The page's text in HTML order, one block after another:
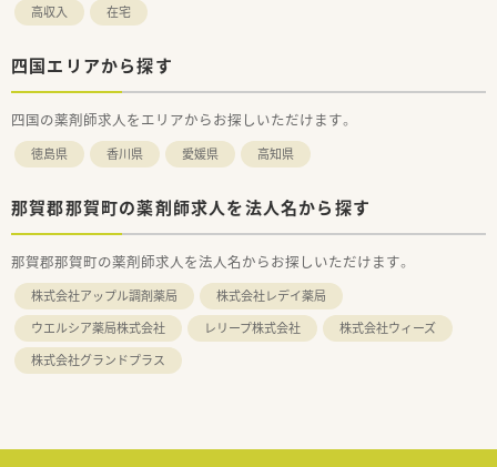
高収入
在宅
四国エリアから探す
四国の薬剤師求人をエリアからお探しいただけます。
徳島県 香川県 愛媛県 高知県
那賀郡那賀町の薬剤師求人を法人名から探す
那賀郡那賀町の薬剤師求人を法人名からお探しいただけます。
株式会社アップル調剤薬局
株式会社レデイ薬局
ウエルシア薬局株式会社
レリープ株式会社
株式会社ウィーズ
株式会社グランドプラス